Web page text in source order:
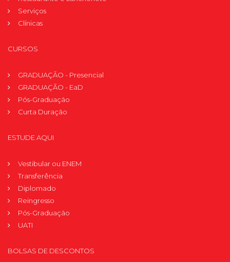
Serviços
Clínicas
CURSOS
GRADUAÇÃO - Presencial
GRADUAÇÃO - EaD
Pós-Graduação
Curta Duração
ESTUDE AQUI
Vestibular ou ENEM
Transferência
Diplomado
Reingresso
Pós-Graduação
UATI
BOLSAS DE DESCONTOS